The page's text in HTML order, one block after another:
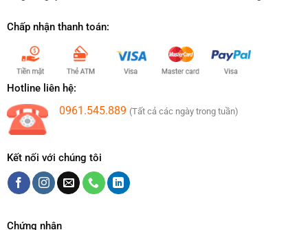
Chấp nhận thanh toán:
Hotline liên hệ:
0961.545.889 (Tất cả các ngày trong tuần)
Kết nối với chúng tôi
Chứng nhận